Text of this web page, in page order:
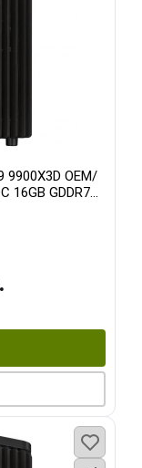
9900X3D OEM/
16GB GDDR7